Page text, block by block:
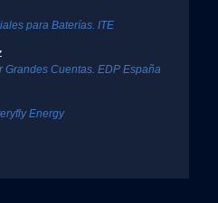
para Baterías. ITE​
Grandes Cuentas. EDP España
Energy​